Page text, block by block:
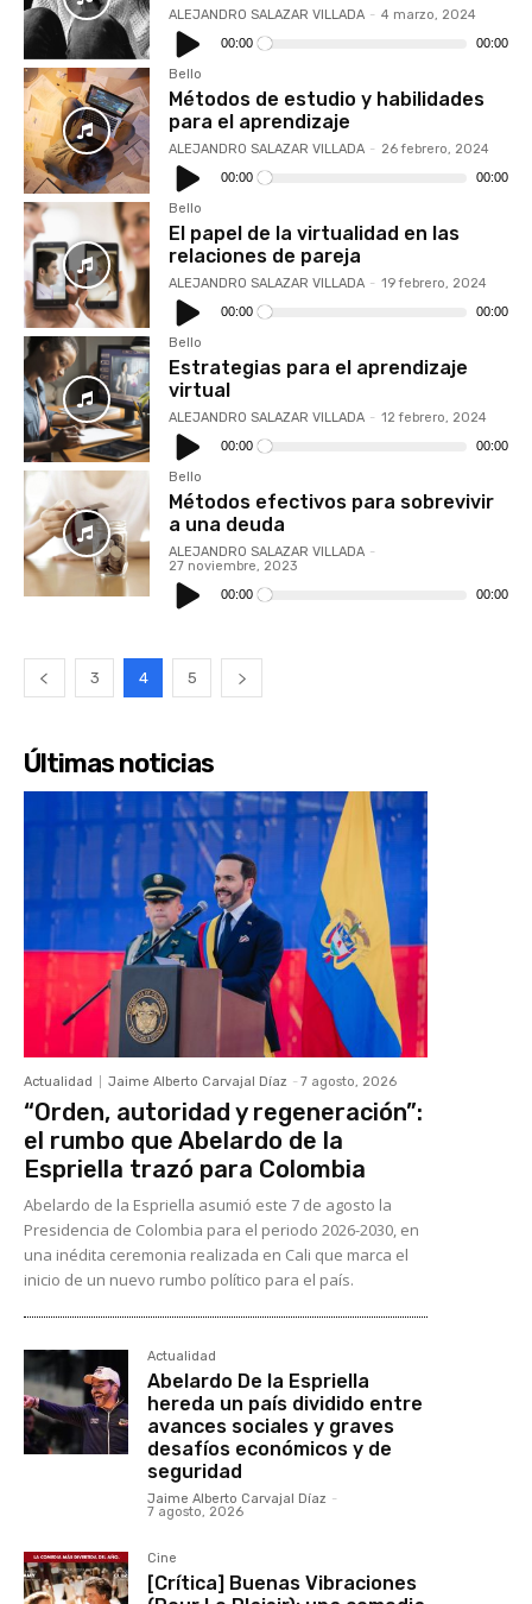
ALEJANDRO SALAZAR VILLADA - 4 marzo, 2024
Reproductor
de
audio
00:00 00:00
Bello
Métodos de estudio y habilidades
para el aprendizaje
ALEJANDRO SALAZAR VILLADA - 26 febrero, 2024
Reproductor
de
audio
00:00 00:00
Bello
El papel de la virtualidad en las
relaciones de pareja
ALEJANDRO SALAZAR VILLADA - 19 febrero, 2024
Reproductor
de
audio
00:00 00:00
Bello
Estrategias para el aprendizaje
virtual
ALEJANDRO SALAZAR VILLADA - 12 febrero, 2024
Reproductor
de
audio
00:00 00:00
Bello
Métodos efectivos para sobrevivir
a una deuda
ALEJANDRO SALAZAR VILLADA -
27 noviembre, 2023
Reproductor
de
audio
00:00 00:00
3 4 5
Últimas noticias
Actualidad Jaime Alberto Carvajal Díaz - 7 agosto, 2026
“Orden, autoridad y regeneración”:
el rumbo que Abelardo de la
Espriella trazó para Colombia
Abelardo de la Espriella asumió este 7 de agosto la
Presidencia de Colombia para el periodo 2026-2030, en
una inédita ceremonia realizada en Cali que marca el
inicio de un nuevo rumbo político para el país.
Actualidad
Abelardo De la Espriella
hereda un país dividido entre
avances sociales y graves
desafíos económicos y de
seguridad
Jaime Alberto Carvajal Díaz -
7 agosto, 2026
Cine
[Crítica] Buenas Vibraciones